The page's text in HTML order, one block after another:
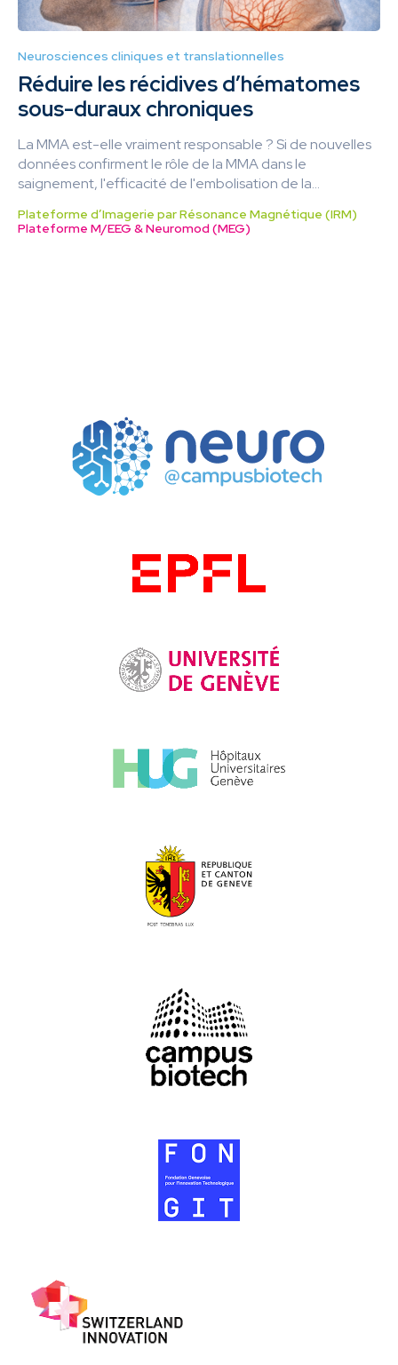
Neurosciences cliniques et translationnelles
Réduire les récidives d’hématomes
sous-duraux chroniques
La MMA est-elle vraiment responsable ? Si de nouvelles
données confirment le rôle de la MMA dans le
saignement, l'efficacité de l'embolisation de la...
Plateforme d’Imagerie par Résonance Magnétique (IRM)
Plateforme M/EEG & Neuromod (MEG)